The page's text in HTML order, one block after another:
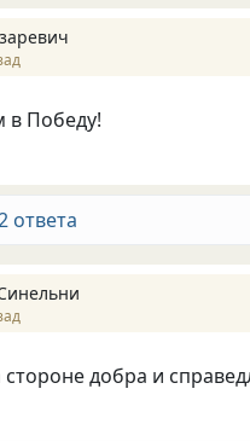
в Победу!
ответа
добра и